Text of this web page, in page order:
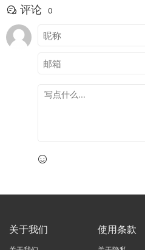
评论 0
关于我们 使用条款